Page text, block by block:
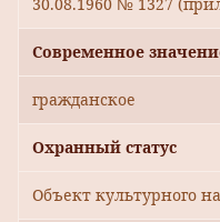
Современное
гражданское
Охранный статус
Объект культурного